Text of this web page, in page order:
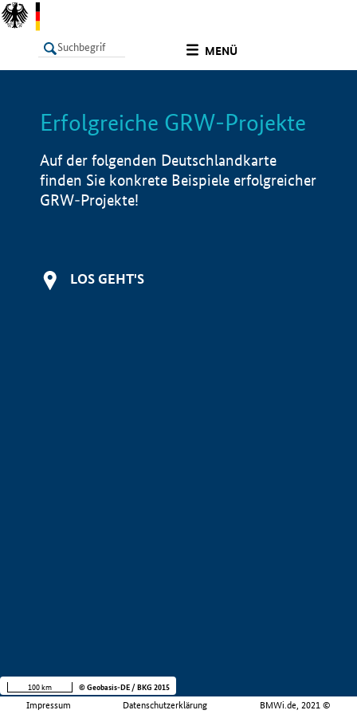
MENÜ
LISTE Info
Erfolgreiche GRW-Projekte
Auf der folgenden Deutschlandkarte
finden Sie konkrete Beispiele erfolgreicher
GRW-Projekte!
LOS GEHT'S
Impressum Datenschutzerklärung BMWi.de, 2021 ©
100 km © Geobasis-DE / BKG 2015